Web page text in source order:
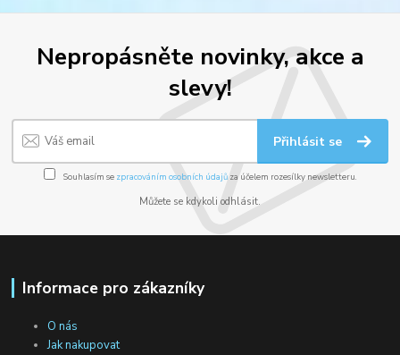
Nepropásněte novinky, akce a
slevy!
Přihlásit se
Souhlasím se zpracováním osobních údajůza účelem rozesílky newsletteru.
Můžete se kdykoli odhlásit.
Informace pro zákazníky
O nás
Jak nakupovat